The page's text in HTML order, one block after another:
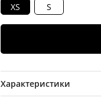
XS
S
Характеристики